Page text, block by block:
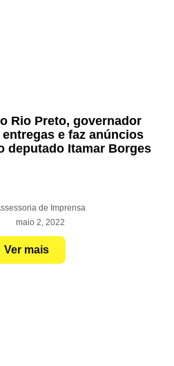
Rio Preto, governador
e faz anúncios
deputado Itamar Borges
de Imprensa
maio 2, 2022
Ver mais